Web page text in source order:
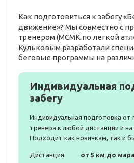
Как подготовиться к забегу
движение»? Мы совместно с
тренером (МСМК по легкой
Кульковым разработали
беговые программы на
Индивидуальная
забегу
Индивидуальная подготовка от
тренера к любой дистанции и
Подходит как новичкам, так и
Дистанция: от 5 км до